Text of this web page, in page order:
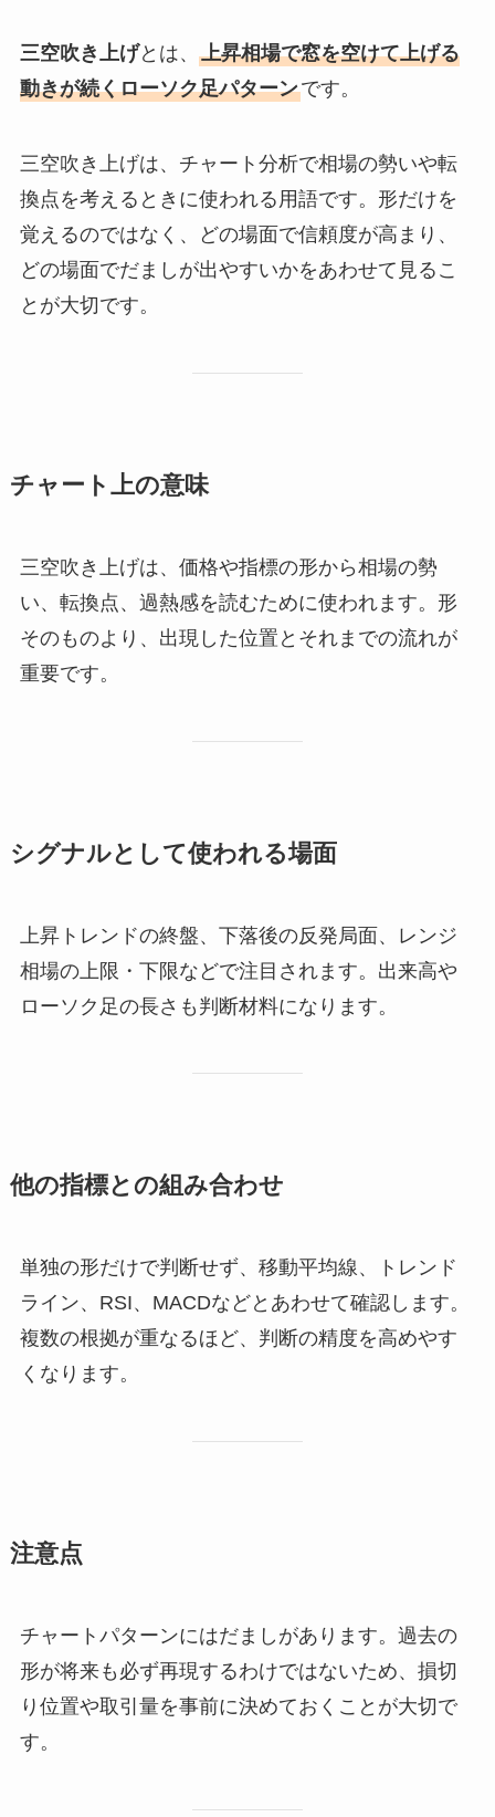
三空吹き上げとは、 上昇相場で窓を空けて上げる
動きが続くローソク足パターンです。
三空吹き上げは、チャート分析で相場の勢いや転
換点を考えるときに使われる用語です。形だけを
覚えるのではなく、どの場面で信頼度が高まり、
どの場面でだましが出やすいかをあわせて見るこ
とが大切です。
チャート上の意味
三空吹き上げは、価格や指標の形から相場の勢
い、転換点、過熱感を読むために使われます。形
そのものより、出現した位置とそれまでの流れが
重要です。
シグナルとして使われる場面
上昇トレンドの終盤、下落後の反発局面、レンジ
相場の上限・下限などで注目されます。出来高や
ローソク足の長さも判断材料になります。
他の指標との組み合わせ
単独の形だけで判断せず、移動平均線、トレンド
ライン、RSI、MACDなどとあわせて確認します。
複数の根拠が重なるほど、判断の精度を高めやす
くなります。
注意点
チャートパターンにはだましがあります。過去の
形が将来も必ず再現するわけではないため、損切
り位置や取引量を事前に決めておくことが大切で
す。